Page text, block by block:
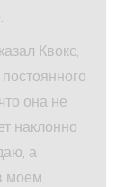
Квокс,
она не
наклонно
а
моем